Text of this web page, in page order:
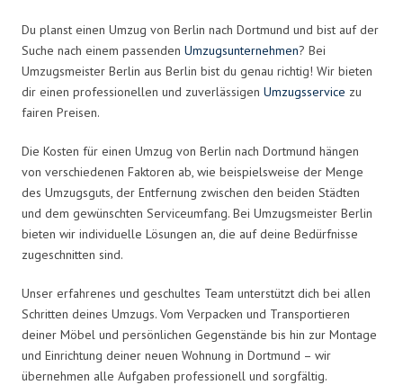
Du planst einen Umzug von Berlin nach Dortmund und bist auf der
Suche nach einem passenden Umzugsunternehmen? Bei
Umzugsmeister Berlin aus Berlin bist du genau richtig! Wir bieten
dir einen professionellen und zuverlässigen Umzugsservice zu
fairen Preisen.
Die Kosten für einen Umzug von Berlin nach Dortmund hängen
von verschiedenen Faktoren ab, wie beispielsweise der Menge
des Umzugsguts, der Entfernung zwischen den beiden Städten
und dem gewünschten Serviceumfang. Bei Umzugsmeister Berlin
bieten wir individuelle Lösungen an, die auf deine Bedürfnisse
zugeschnitten sind.
Unser erfahrenes und geschultes Team unterstützt dich bei allen
Schritten deines Umzugs. Vom Verpacken und Transportieren
deiner Möbel und persönlichen Gegenstände bis hin zur Montage
und Einrichtung deiner neuen Wohnung in Dortmund – wir
übernehmen alle Aufgaben professionell und sorgfältig.